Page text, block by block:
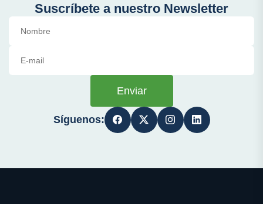
Suscríbete a nuestro Newsletter
Enviar
Síguenos: